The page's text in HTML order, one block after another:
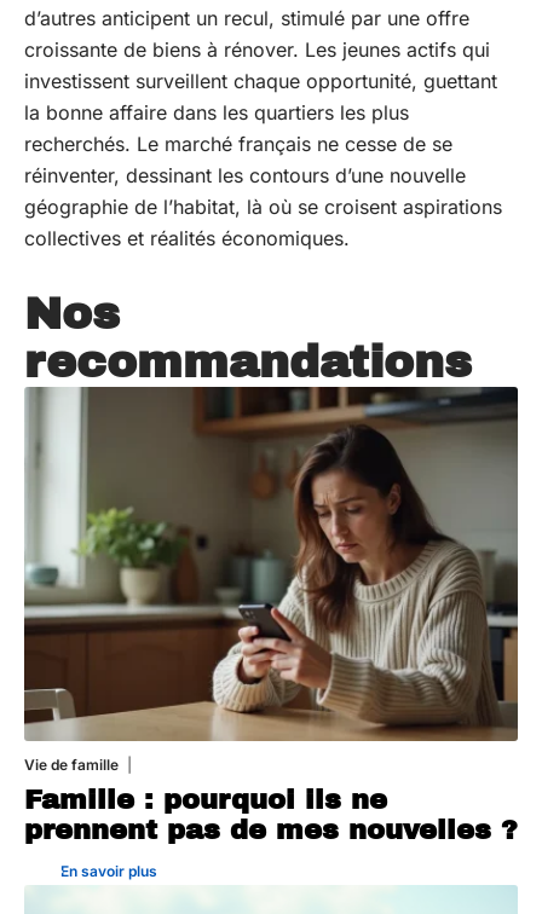
d’autres anticipent un recul, stimulé par une offre
croissante de biens à rénover. Les jeunes actifs qui
investissent surveillent chaque opportunité, guettant
la bonne affaire dans les quartiers les plus
recherchés. Le marché français ne cesse de se
réinventer, dessinant les contours d’une nouvelle
géographie de l’habitat, là où se croisent aspirations
collectives et réalités économiques.
Nos
recommandations
Vie de famille
Famille : pourquoi ils ne
prennent pas de mes nouvelles ?
En savoir plus